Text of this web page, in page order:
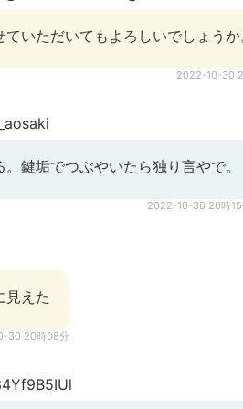
いただいてもよろしいでしょうか
2022-10-30
鍵垢でつぶやいたら独り言やで。
2022-10-30 20時15
見えた
30 20時08分